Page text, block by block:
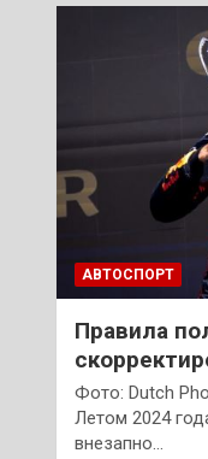
АВТОСПОРТ
Правила
Фото: Dutch
Летом 2024
внезапно…